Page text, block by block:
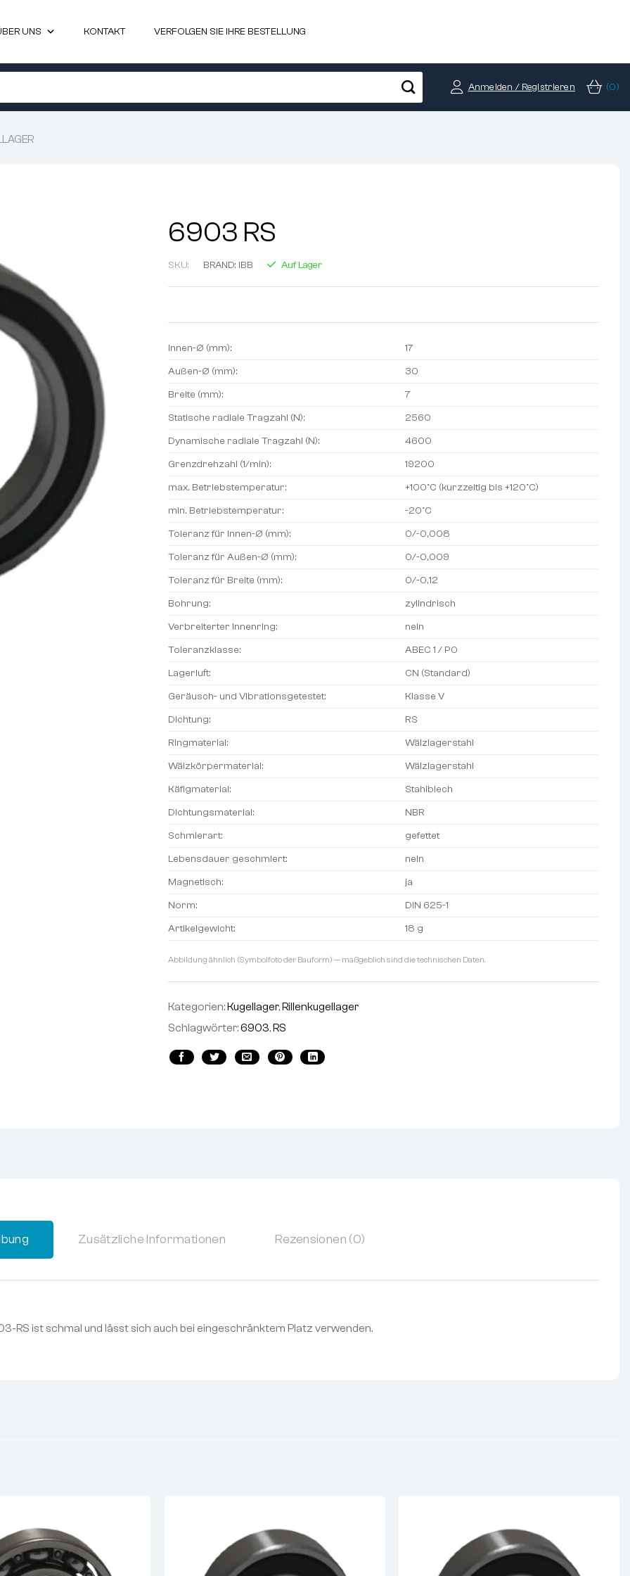
UNS KONTAKT VERFOLGEN SIE IHRE BESTELLUNG
Anmelden / Registrieren (0)
6903 RS
SKU: BRAND: IBB Auf Lager
Innen-Ø (mm):
17
Außen-Ø (mm):
30
Breite (mm):
7
Statische radiale Tragzahl (N):
2560
Dynamische radiale Tragzahl (N):
4600
Grenzdrehzahl (1/min):
19200
max. Betriebstemperatur:
+100°C (kurzzeitig bis +120°C)
min. Betriebstemperatur:
-20°C
Toleranz für Innen-Ø (mm):
0/-0,008
Toleranz für Außen-Ø (mm):
0/-0,009
Toleranz für Breite (mm):
0/-0,12
Bohrung:
zylindrisch
Verbreiterter Innenring:
nein
Toleranzklasse:
ABEC 1 / P0
Lagerluft:
CN (Standard)
Geräusch- und Vibrationsgetestet:
Klasse V
Dichtung:
RS
Ringmaterial:
Wälzlagerstahl
Wälzkörpermaterial:
Wälzlagerstahl
Käfigmaterial:
Stahlblech
Dichtungsmaterial:
NBR
Schmierart:
gefettet
Lebensdauer geschmiert:
nein
Magnetisch:
ja
Norm:
DIN 625-1
Artikelgewicht:
18 g
Abbildung ähnlich (Symbolfoto der Bauform) — maßgeblich sind die technischen Daten.
Kategorien:Kugellager,Rillenkugellager
Schlagwörter:6903,RS
Zusätzliche Informationen Rezensionen (0)
RS ist schmal und lässt sich auch bei eingeschränktem Platz verwenden.